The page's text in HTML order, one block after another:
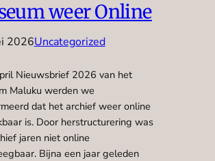
weer Online
2026Uncategorized
Nieuwsbrief 2026 van het
Maluku werden we
dat het archief weer online
is. Door herstructurering was
jaren niet online
Bijna een jaar geleden